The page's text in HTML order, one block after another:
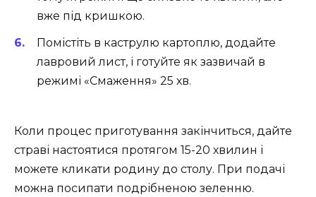
вже під кришкою.
Помістіть в каструлю картоплю, додайте
лавровий лист, і готуйте як зазвичай в
режимі «Смаження» 25 хв.
Коли процес приготування закінчиться, дайте
страві настоятися протягом 15-20 хвилин і
можете кликати родину до столу. При подачі
можна посипати подрібненою зеленню.